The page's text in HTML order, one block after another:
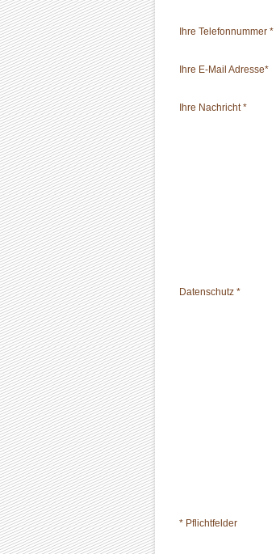
Ihre Telefonnummer *
Ihre E-Mail Adresse*
Ihre Nachricht *
Datenschutz *
* Pflichtfelder